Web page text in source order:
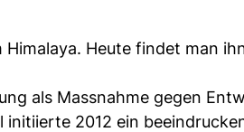
Heute findet man
als Massnahme gegen
2012 ein